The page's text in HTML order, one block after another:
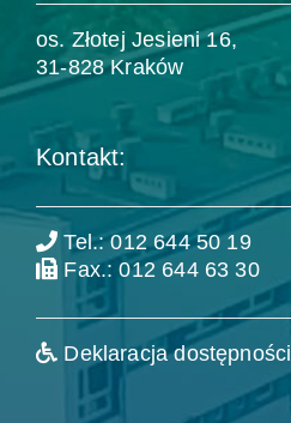
os. Złotej Jesieni 16,
31-828 Kraków
Kontakt:
Tel.: 012 644 50 19
Fax.: 012 644 63 30
Deklaracja dostępności